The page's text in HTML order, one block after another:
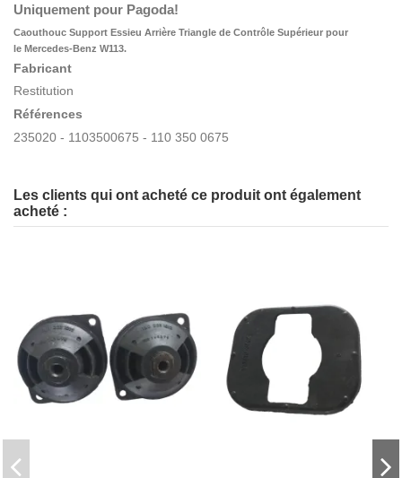
Uniquement pour Pagoda!
Caouthouc Support Essieu Arrière Triangle de Contrôle Supérieur pour
le Mercedes-Benz W113.
Fabricant
Restitution
Références
235020 - 1103500675 - 110 350 0675
Les clients qui ont acheté ce produit ont également
acheté :